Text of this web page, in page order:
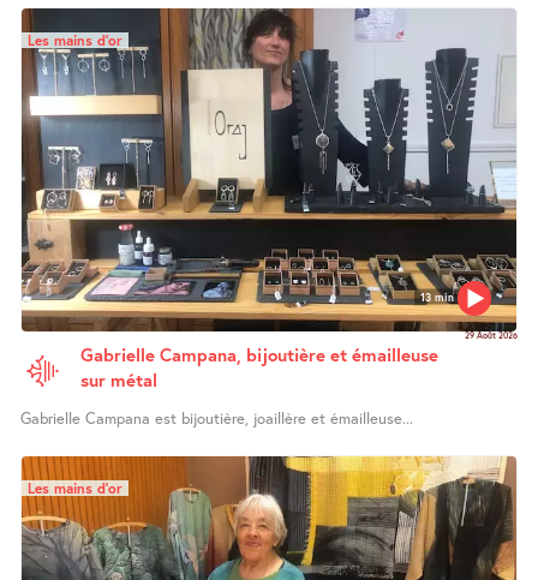
13 min
Les mains d’or
29 Août 2026
Gabrielle Campana, bijoutière et émailleuse
sur métal
Gabrielle Campana est bijoutière, joaillère et émailleuse...
Les mains d’or